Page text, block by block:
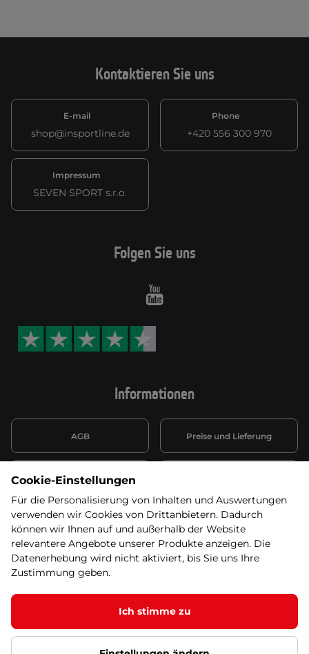
Kontaktieren Sie uns
E-mail
shop@insportline.de
Phone
+420 556 300 970
Impressum
SEVEN SPORT s.r.o.
Informationen
AGB Preise und Lieferung
Datenschutzerklärung
Wiederufsbelehrung mit Link
zum Formular
Batterieentsorgung
Informationen zu Elektro-
und Elektonikgeräten
Widerruf erklären
Folgen Sie uns
Youtube
© 2026 SEVEN SPORT s.r.o Alle Rechte vorbehalten1
Cookie-Einstellungen
Für die Personalisierung von Inhalten und Auswertungen
verwenden wir Cookies von Drittanbietern. Dadurch
können wir Ihnen auf und außerhalb der Website
relevantere Angebote unserer Produkte anzeigen. Die
Datenerhebung wird nicht aktiviert, bis Sie uns Ihre
Zustimmung geben.
Ich stimme zu